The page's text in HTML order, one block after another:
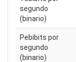
segundo
(binario)
Pebibits por
segundo
(binario)